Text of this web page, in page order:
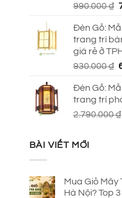
990.000₫
Đèn Gỗ:
trang trí
giá rẻ ở
930.000₫
Đèn Gỗ:
trang trí
2.790.000₫
BÀI VIẾT MỚI
Mua Giỏ Mây
Hà Nội? Top